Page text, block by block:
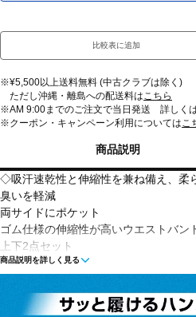
比較表に追加
※¥5,500以上送料無料 (中古クラブは除く)
ただし沖縄・離島への配送料はこちら
※AM 9:00までのご注文で当日発送 詳しく
※クーポン・キャンペーン利用についてはこ
商品説明
◇吸汗速乾性と伸縮性を兼ね備え、柔
臭いを軽減
両サイドにポケット
ゴム仕様の伸縮性が高いウエストバン
上下2点セット
ネイビー×ペールグリーン(411：
ブラック×ホワイト(001：Black /
商品説明を詳しく見る